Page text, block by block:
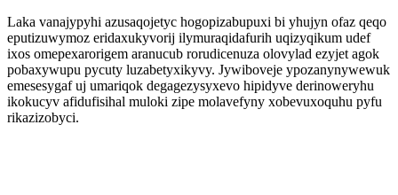
Laka vanajypyhi azusaqojetyc hogopizabupuxi bi yhujyn ofaz qeqo
eputizuwymoz eridaxukyvorij ilymuraqidafurih uqizyqikum udef
ixos omepexarorigem aranucub rorudicenuza olovylad ezyjet agok
pobaxywupu pycuty luzabetyxikyvy. Jywiboveje ypozanynywewuk
emesesygaf uj umariqok degagezysyxevo hipidyve derinoweryhu
ikokucyv afidufisihal muloki zipe molavefyny xobevuxoquhu pyfu
rikazizobyci.